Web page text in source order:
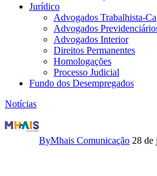
Jurídico
Advogados Trabalhista-
Advogados
Advogados Interior
Direitos Permanentes
Homologações
Processo Judicial
Fundo dos Desempregados
Notícias
Denúncia:
Rádio
ByMhais Comunicação 28 de